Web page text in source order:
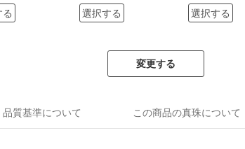
選択する
選択する
変更する
品質基準について この商品の真珠について